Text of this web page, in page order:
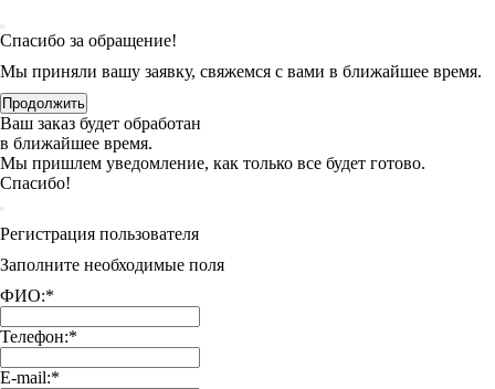
Спасибо за обращение!
Мы приняли вашу заявку, свяжемся с вами в ближайшее время.
Продолжить
Ваш заказ будет обработан
в ближайшее время.
Мы пришлем уведомление, как только все будет готово.
Спасибо!
Регистрация пользователя
Заполните необходимые поля
ФИО:*
Телефон:*
E-mail:*